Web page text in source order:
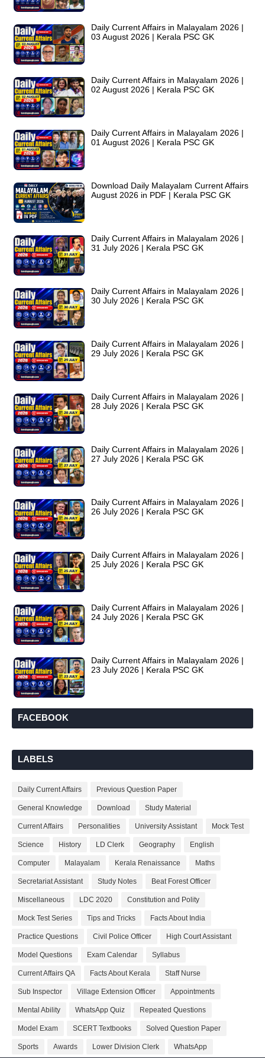
Daily Current Affairs in Malayalam 2026 |
03 August 2026 | Kerala PSC GK
Daily Current Affairs in Malayalam 2026 |
02 August 2026 | Kerala PSC GK
Daily Current Affairs in Malayalam 2026 |
01 August 2026 | Kerala PSC GK
Download Daily Malayalam Current Affairs
August 2026 in PDF | Kerala PSC GK
Daily Current Affairs in Malayalam 2026 |
31 July 2026 | Kerala PSC GK
Daily Current Affairs in Malayalam 2026 |
30 July 2026 | Kerala PSC GK
Daily Current Affairs in Malayalam 2026 |
29 July 2026 | Kerala PSC GK
Daily Current Affairs in Malayalam 2026 |
28 July 2026 | Kerala PSC GK
Daily Current Affairs in Malayalam 2026 |
27 July 2026 | Kerala PSC GK
Daily Current Affairs in Malayalam 2026 |
26 July 2026 | Kerala PSC GK
Daily Current Affairs in Malayalam 2026 |
25 July 2026 | Kerala PSC GK
Daily Current Affairs in Malayalam 2026 |
24 July 2026 | Kerala PSC GK
Daily Current Affairs in Malayalam 2026 |
23 July 2026 | Kerala PSC GK
FACEBOOK
LABELS
Daily Current Affairs Previous Question Paper
General Knowledge Download Study Material
Current Affairs Personalities University Assistant Mock Test
Science History LD Clerk Geography English
Computer Malayalam Kerala Renaissance Maths
Secretariat Assistant Study Notes Beat Forest Officer
Miscellaneous LDC 2020 Constitution and Polity
Mock Test Series Tips and Tricks Facts About India
Practice Questions Civil Police Officer High Court Assistant
Model Questions Exam Calendar Syllabus
Current Affairs QA Facts About Kerala Staff Nurse
Sub Inspector Village Extension Officer Appointments
Mental Ability WhatsApp Quiz Repeated Questions
Model Exam SCERT Textbooks Solved Question Paper
Sports Awards Lower Division Clerk WhatsApp